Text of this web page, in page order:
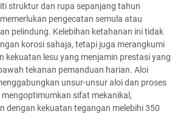
struktur dan rupa sepanjang tahun
pengecatan semula atau
pelindung. Kelebihan ketahanan ini tidak
korosi sahaja, tetapi juga merangkumi
kekuatan lesu yang menjamin prestasi yang
tekanan pemanduan harian. Aloi
unsur-unsur aloi dan proses
sifat mekanikal,
dengan kekuatan tegangan melebihi 350